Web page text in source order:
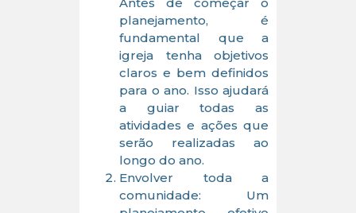
Antes de começar o
planejamento, é
fundamental que a
igreja tenha objetivos
claros e bem definidos
para o ano. Isso ajudará
a guiar todas as
atividades e ações que
serão realizadas ao
longo do ano.
Envolver toda a
comunidade: Um